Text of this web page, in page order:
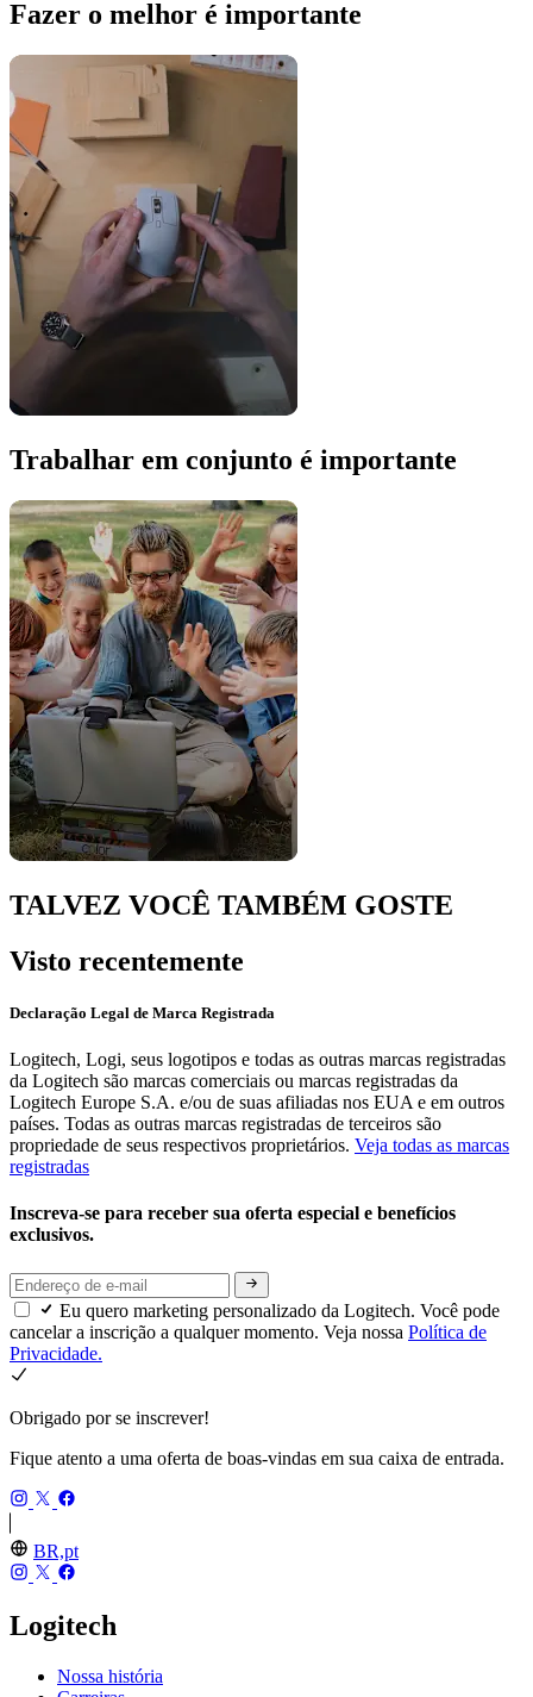
Fazer o melhor é importante
Trabalhar em conjunto é importante
TALVEZ VOCÊ TAMBÉM GOSTE
Visto recentemente
Declaração Legal de Marca Registrada
Logitech, Logi, seus logotipos e todas as outras marcas registradas
da Logitech são marcas comerciais ou marcas registradas da
Logitech Europe S.A. e/ou de suas afiliadas nos EUA e em outros
países. Todas as outras marcas registradas de terceiros são
propriedade de seus respectivos proprietários. Veja todas as marcas
registradas
Inscreva-se para receber sua oferta especial e benefícios
exclusivos.
Eu quero marketing personalizado da Logitech. Você pode
cancelar a inscrição a qualquer momento. Veja nossa Política de
Privacidade.
Obrigado por se inscrever!
Fique atento a uma oferta de boas-vindas em sua caixa de entrada.
BR,pt
Logitech
Nossa história